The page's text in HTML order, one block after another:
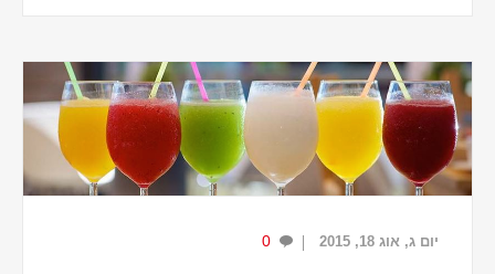
½1 כוסות פצפוצי אורז.
שליש כוס שקדים קלויים קצוצים.
½ כפית תמצית וניל.
...
יום ג, אוג 18, 2015 0